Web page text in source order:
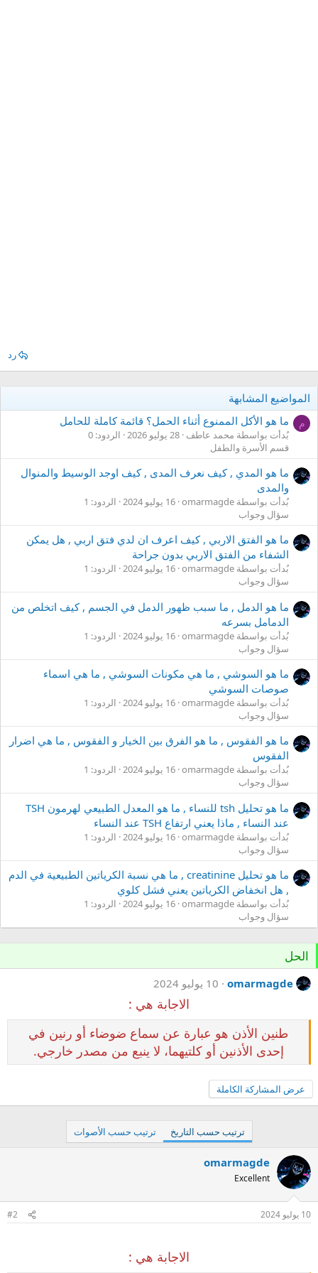
رد
المواضيع المشابهة
م ما هو الأكل الممنوع أثناء الحمل؟ قائمة كاملة للحامل
بُدأت بواسطة محمد عاطف 28 يوليو 2026
الردود: 0
قسم الأسرة والطفل
ما هو المدي , كيف نعرف المدى , كيف اوجد الوسيط والمنوال
والمدى
بُدأت بواسطة omarmagde 16 يوليو 2024
الردود: 1
سؤال وجواب
ما هو الفتق الاربي , كيف اعرف ان لدي فتق اربي , هل يمكن
الشفاء من الفتق الاربي بدون جراحة
بُدأت بواسطة omarmagde 16 يوليو 2024
الردود: 1
سؤال وجواب
ما هو الدمل , ما سبب ظهور الدمل في الجسم , كيف اتخلص من
الدمامل بسرعه
بُدأت بواسطة omarmagde 16 يوليو 2024
الردود: 1
سؤال وجواب
ما هو السوشي , ما هي مكونات السوشي , ما هي اسماء
صوصات السوشي
بُدأت بواسطة omarmagde 16 يوليو 2024
الردود: 1
سؤال وجواب
ما هو الفقوس , ما هو الفرق بين الخيار و الفقوس , ما هي اضرار
الفقوس
بُدأت بواسطة omarmagde 16 يوليو 2024
الردود: 1
سؤال وجواب
ما هو تحليل tsh للنساء , ما هو المعدل الطبيعي لهرمون TSH
عند النساء , ماذا يعني ارتفاع TSH عند النساء
بُدأت بواسطة omarmagde 16 يوليو 2024
الردود: 1
سؤال وجواب
ما هو تحليل creatinine , ما هي نسبة الكرياتين الطبيعية في الدم
, هل انخفاض الكرياتين يعني فشل كلوي
بُدأت بواسطة omarmagde 16 يوليو 2024
الردود: 1
سؤال وجواب
الحل
omarmagde 10 يوليو 2024
الاجابة هي :
طنين الأذن هو عبارة عن سماع ضوضاء أو رنين في
إحدى الأذنين أو كلتيهما، لا ينبع من مصدر خارجي.
عرض المشاركة الكاملة
ترتيب حسب التاريخ ترتيب حسب الأصوات
omarmagde
Excellent
10 يوليو 2024 #2
الاجابة هي :